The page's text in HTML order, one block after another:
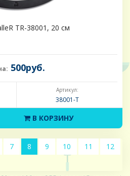
TR-38001, 20 см
500руб.
Артикул:
38001-Т
В КОРЗИНУ
7 8 9 10 11
12